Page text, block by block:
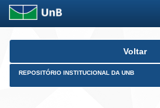
Skip
Voltar
REPOSITÓRIO INSTITUCIONAL DA UNB